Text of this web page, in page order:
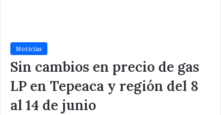
Noticias
Sin cambios en precio de gas
LP en Tepeaca y región del 8
al 14 de junio